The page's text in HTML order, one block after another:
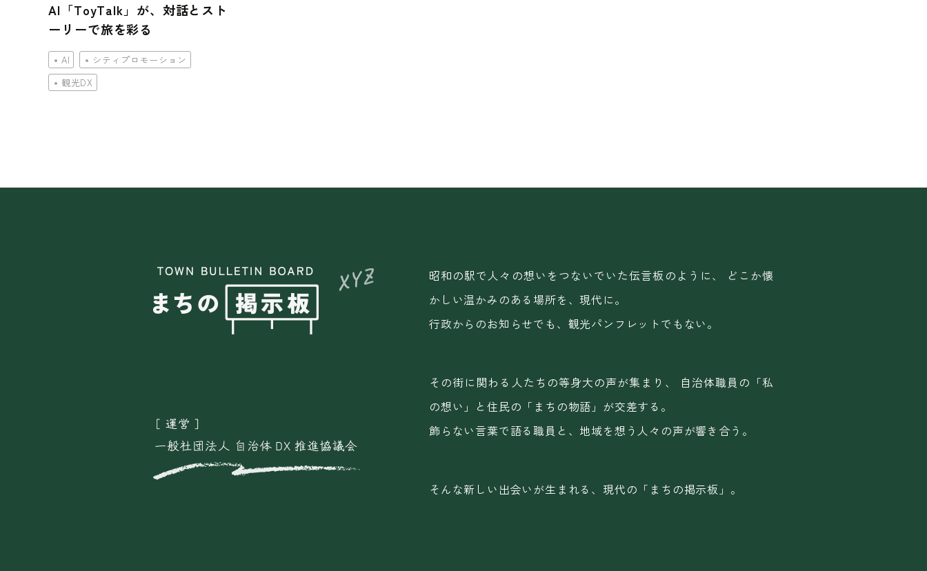
AI「ToyTalk」が、対話とスト
ーリーで旅を彩る
AI
シティプロモーション
観光DX
昭和の駅で人々の想いをつないでいた伝言板のように、
どこか懐
かしい温かみのある場所を、現代に。
行政からのお知らせでも、観光パンフレットでもない。
その街に関わる人たちの等身大の声が集まり、
自治体職員の「私
の想い」と住民の「まちの物語」が交差する。
飾らない言葉で語る職員と、地域を想う人々の声が響き合う。
そんな新しい出会いが生まれる、現代の「まちの掲示板」。